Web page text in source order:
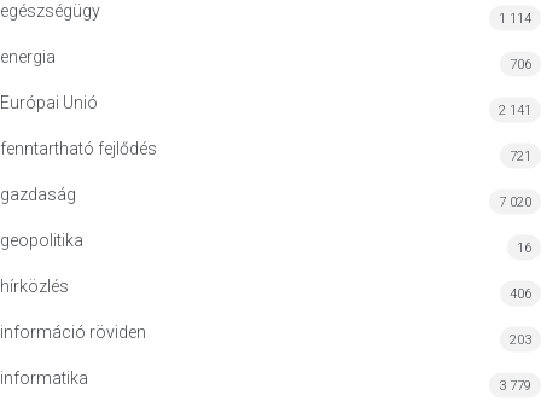
egészségügy 1 114
energia 706
Európai Unió 2 141
fenntartható fejlődés 721
gazdaság 7 020
geopolitika 16
hírközlés 406
információ röviden 203
informatika 3 779